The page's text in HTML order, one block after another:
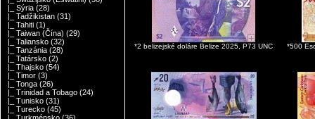
|_ Sýria (28)
|_ Tadžikistan (31)
|_ Tahiti (1)
|_ Taiwan (Čína) (29)
|_ Taliansko (32)
|_ Tanzánia (28)
|_ Tatársko (2)
|_ Thajsko (54)
|_ Timor (3)
|_ Tonga (26)
|_ Trinidad a Tobago (24)
|_ Tunisko (31)
|_ Turecko (45)
*2 belizejské doláre Belize 2025, P73 UNC *500